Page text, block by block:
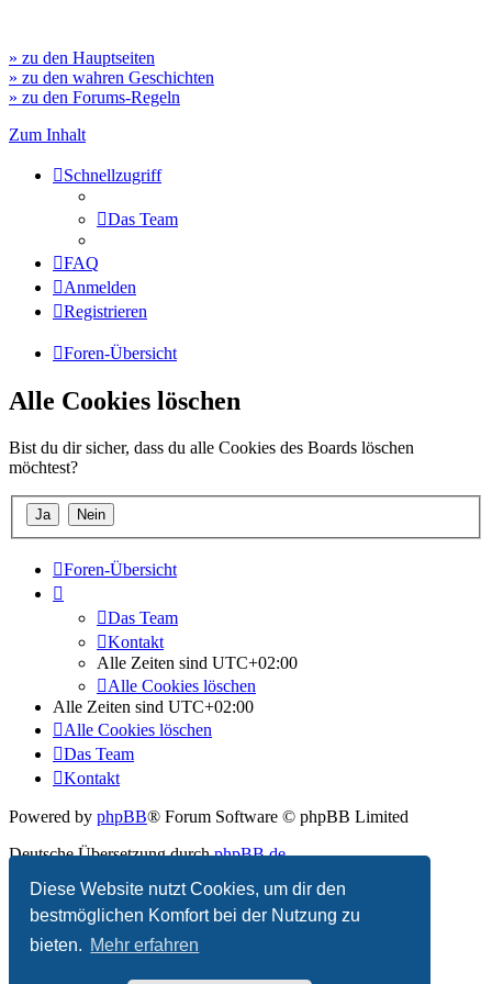
Diese Website nutzt Cookies, um dir den
bestmöglichen Komfort bei der Nutzung zu
bieten. Mehr erfahren
» zu den Hauptseiten
» zu den wahren Geschichten
» zu den Forums-Regeln
Zum Inhalt
Schnellzugriff
Das Team
FAQ
Anmelden
Registrieren
Foren-Übersicht
Alle Cookies löschen
Bist du dir sicher, dass du alle Cookies des Boards löschen
möchtest?
Foren-Übersicht
Das Team
Kontakt
Alle Zeiten sind UTC+02:00
Alle Cookies löschen
Alle Zeiten sind UTC+02:00
Alle Cookies löschen
Das Team
Kontakt
Powered by phpBB® Forum Software © phpBB Limited
Deutsche Übersetzung durchphpBB.de
Datenschutz |Nutzungsbedingungen